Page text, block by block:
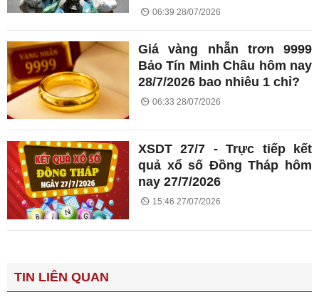
06:39 28/07/2026
Giá vàng nhẫn trơn 9999
Bảo Tín Minh Châu hôm nay
28/7/2026 bao nhiêu 1 chỉ?
06:33 28/07/2026
XSDT 27/7 - Trực tiếp kết
quả xổ số Đồng Tháp hôm
nay 27/7/2026
15:46 27/07/2026
TIN LIÊN QUAN